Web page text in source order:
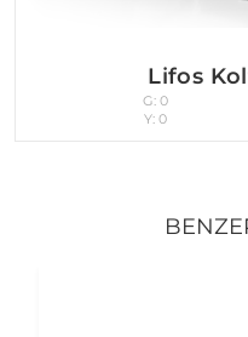
Lifos
G: 0
Y: 0